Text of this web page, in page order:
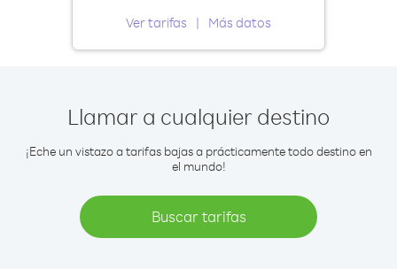
Ver tarifas Más datos
Llamar a cualquier destino
¡Eche un vistazo a tarifas bajas a prácticamente todo destino en
el mundo!
Buscar tarifas